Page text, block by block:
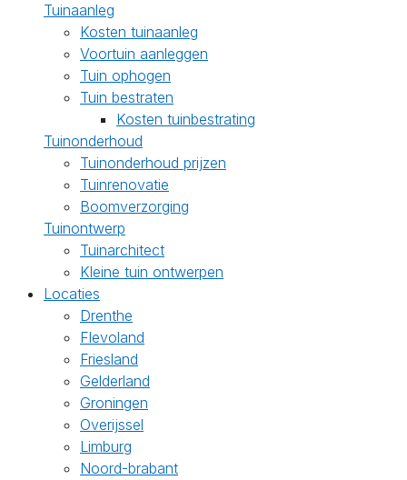
Tuinaanleg
Kosten tuinaanleg
Voortuin aanleggen
Tuin ophogen
Tuin bestraten
Kosten tuinbestrating
Tuinonderhoud
Tuinonderhoud prijzen
Tuinrenovatie
Boomverzorging
Tuinontwerp
Tuinarchitect
Kleine tuin ontwerpen
Locaties
Drenthe
Flevoland
Friesland
Gelderland
Groningen
Overijssel
Limburg
Noord-brabant